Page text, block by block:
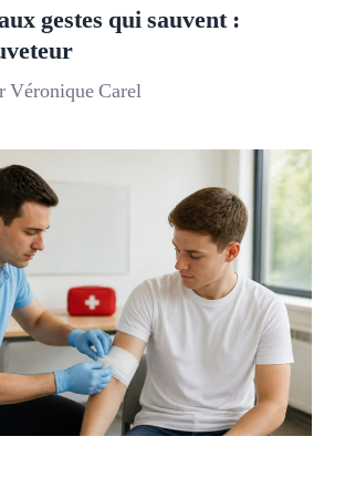
gestes qui sauvent :
Véronique Carel